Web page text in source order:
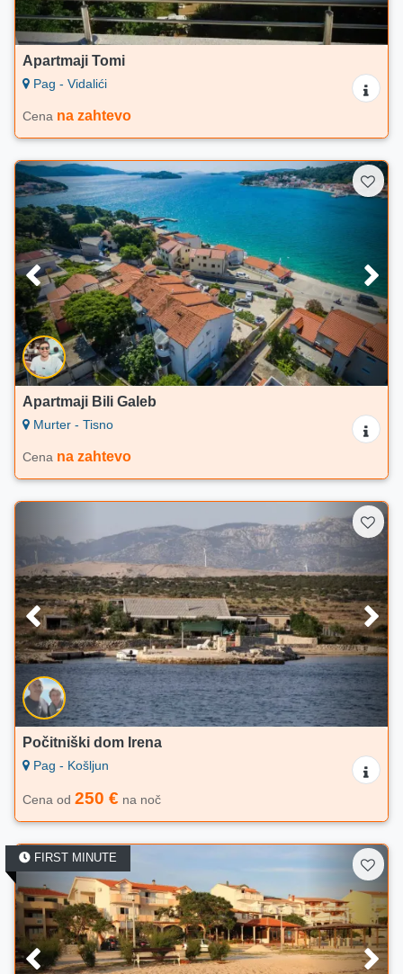
Apartmaji Tomi
Pag - Vidalići
Cena na zahtevo
Apartmaji Bili Galeb
Murter - Tisno
Cena na zahtevo
Počitniški dom Irena
Pag - Košljun
Cena od 250 € na noč
FIRST MINUTE